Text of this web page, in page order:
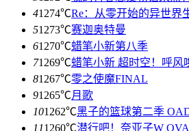
41274℃Re：从零开始的异世界
51273℃赛迦奥特曼
61270℃蜡笔小新第八季
71269℃蜡笔小新 超时空！呼风
81267℃零之使魔FINAL
91265℃月歌
101262℃黑子的篮球第二季
111260℃潜行吧！奈亚子W OVA